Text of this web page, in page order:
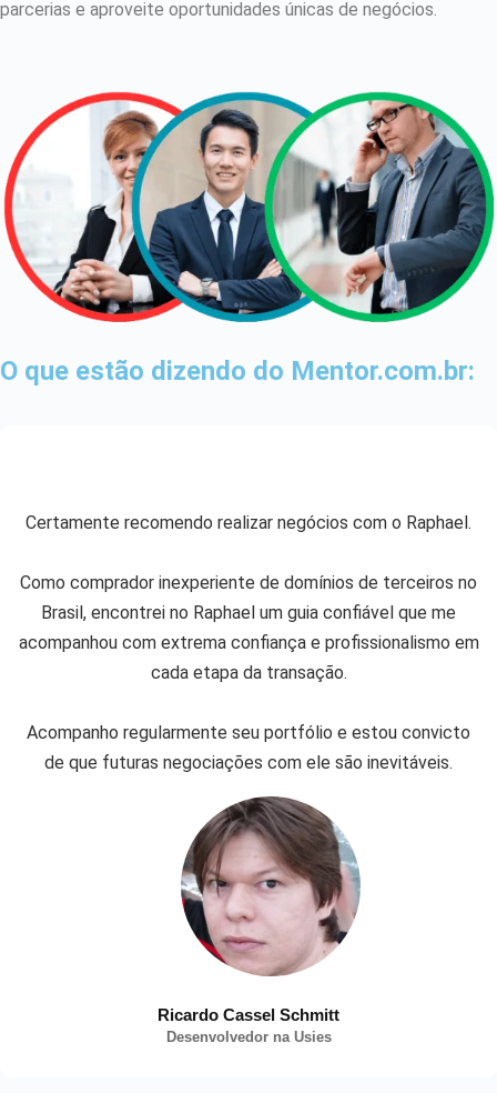
parcerias e aproveite oportunidades únicas de negócios.
O que estão dizendo do Mentor.com.br:
Certamente recomendo realizar negócios com o Raphael.
Como comprador inexperiente de domínios de terceiros no
Brasil, encontrei no Raphael um guia confiável que me
acompanhou com extrema confiança e profissionalismo em
cada etapa da transação.
Acompanho regularmente seu portfólio e estou convicto
de que futuras negociações com ele são inevitáveis.
Ricardo Cassel Schmitt
Desenvolvedor na Usies